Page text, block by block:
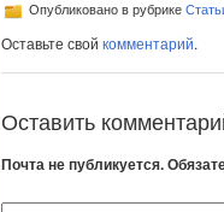
Опубликовано в рубрике
Оставьте свой комментарий.
Оставить
Почта не публикуется.